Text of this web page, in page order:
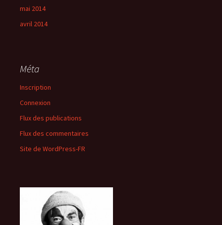
mai 2014
avril 2014
Méta
Inscription
Connexion
Flux des publications
Flux des commentaires
Site de WordPress-FR